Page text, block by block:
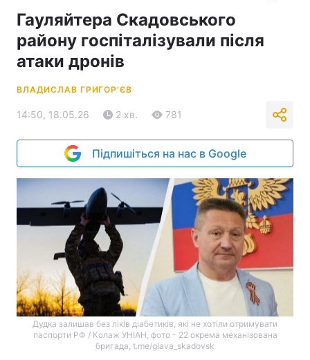
Гауляйтера Скадовського
району госпіталізували після
атаки дронів
ВЛАДИСЛАВ ГРИГОР'ЄВ
14:50, 18.05.26 2 хв. 781
Підпишіться на нас в Google
Дудка залишав без ліків діабетиків, які не хотіли отримувати
паспорти РФ / Колаж УНІАН, фото - 22 окрема механізована
бригада, t.me/glava_skadovsk